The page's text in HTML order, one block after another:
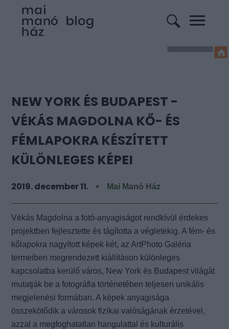
NEW YORK ÉS BUDAPEST -
VÉKÁS MAGDOLNA KŐ- ÉS
FÉMLAPOKRA KÉSZÍTETT
KÜLÖNLEGES KÉPEI
2019. december 11. Mai Manó Ház
Vékás Magdolna a fotó-anyagiságot rendkívül érdekes
projektben fejlesztette és tágította a végletekig. A fém- és
kőlapokra nagyított képek két, az ArtPhoto Galéria
termeiben megrendezett kiállításon különleges
kapcsolatba kerülő város, New York és Budapest világát
mutatják be a fotográfia történetében teljesen unikális
megjelenési formában. A képek anyagisága
összekötődik a városok fizikai valóságának érzetével,
azzal a megfoghatatlan hangulattal és kulturális